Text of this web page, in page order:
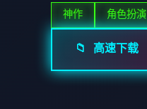
神作 角色扮演
📁 高速下载